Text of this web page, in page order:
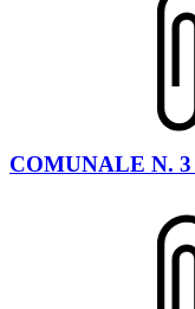
COMUNALE N.